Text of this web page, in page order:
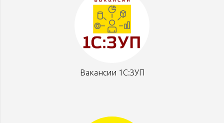
Вакансии 1С:ЗУП